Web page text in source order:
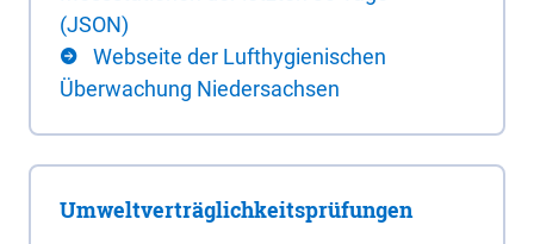
(JSON)
Webseite der Lufthygienischen
Überwachung Niedersachsen
Umweltverträglichkeitsprüfungen